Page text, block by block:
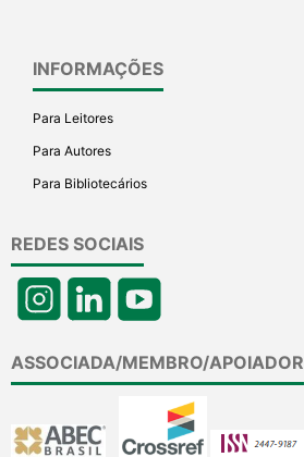
INFORMAÇÕES
Para Leitores
Para Autores
Para Bibliotecários
REDES SOCIAIS
ASSOCIADA/MEMBRO/APOIADOR